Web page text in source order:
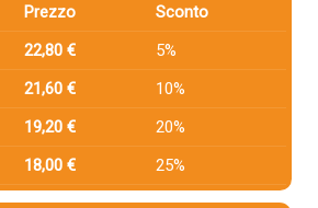
Prezzo
Sconto
22,80 €
5%
21,60 €
10%
19,20 €
20%
18,00 € 25%